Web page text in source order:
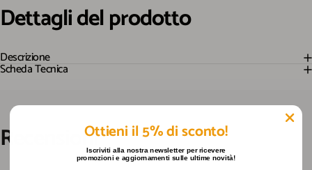
Dettaglidelprodotto
Descrizione
Scheda Tecnica
RecensioniOttieni il 5% di sconto!
Iscriviti alla nostra newsletter per ricevere
promozioni e aggiornamenti sulle ultime novità!